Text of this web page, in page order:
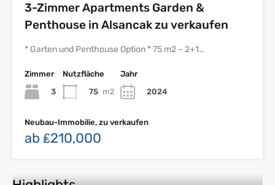
3-Zimmer Apartments Garden &
Penthouse in Alsancak zu verkaufen
* Garten und Penthouse Option * 75 m2 – 2+1…
Zimmer
3
Nutzfläche
75 m2
Jahr
2024
Neubau-Immobilie, zu verkaufen
ab ₤210,000